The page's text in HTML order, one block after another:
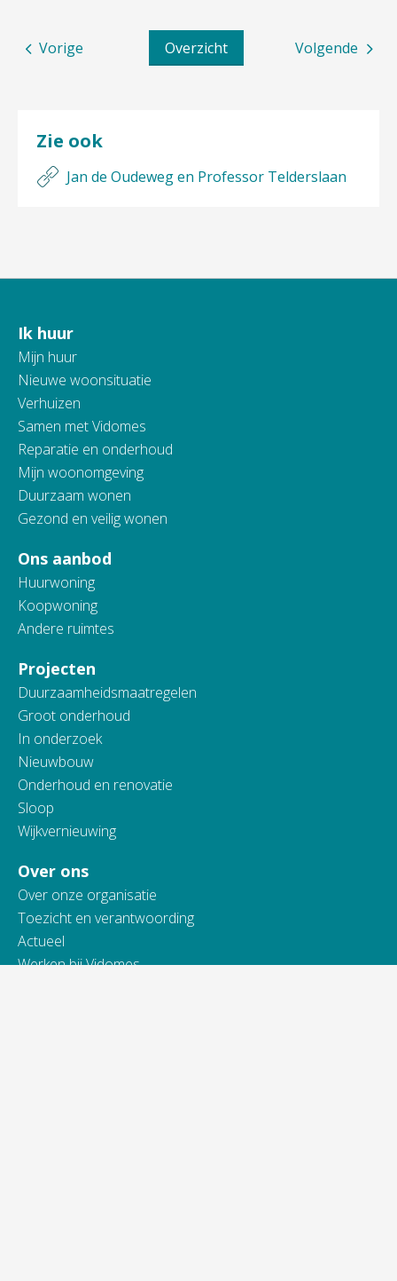
Volgende
Overzicht
Vorige
Zie ook
Jan de Oudeweg en Professor Telderslaan
Contactinformatie
Ik huur
Mijn huur
Nieuwe woonsituatie
Verhuizen
Samen met Vidomes
Reparatie en onderhoud
Mijn woonomgeving
Duurzaam wonen
Gezond en veilig wonen
Ons aanbod
Huurwoning
Koopwoning
Andere ruimtes
Projecten
Duurzaamheidsmaatregelen
Groot onderhoud
In onderzoek
Nieuwbouw
Onderhoud en renovatie
Sloop
Wijkvernieuwing
Over ons
Over onze organisatie
Toezicht en verantwoording
Actueel
Werken bij Vidomes